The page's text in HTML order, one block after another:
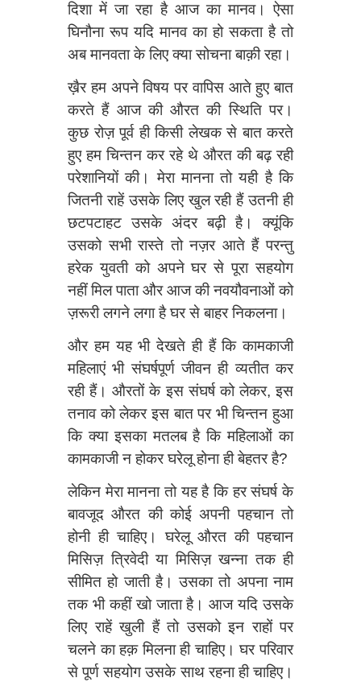
दिशा में जा रहा है आज का मानव। ऐसा
घिनौना रूप यदि मानव का हो सकता है तो
अब मानवता के लिए क्या सोचना बाक़ी रहा।
ख़ैर हम अपने विषय पर वापिस आते हुए बात
करते हैं आज की औरत की स्थिति पर।
कुछ रोज़ पूर्व ही किसी लेखक से बात करते
हुए हम चिन्तन कर रहे थे औरत की बढ़ रही
परेशानियों की। मेरा मानना तो यही है कि
जितनी राहें उसके लिए खुल रही हैं उतनी ही
छटपटाहट उसके अंदर बढ़ी है। क्यूंकि
उसको सभी रास्ते तो नज़र आते हैं परन्तु
हरेक युवती को अपने घर से पूरा सहयोग
नहीं मिल पाता और आज की नवयौवनाओं को
ज़रूरी लगने लगा है घर से बाहर नि‍कलना।
और हम यह भी देखते ही हैं कि कामकाजी
महिलाएं भी संघर्षपूर्ण जीवन ही व्यतीत कर
रही हैं। औरतों के इस संघर्ष को लेकर, इस
तनाव को लेकर इस बात पर भी चिन्तन हुआ
कि क्या इसका मतलब है कि महिलाओं का
कामकाजी न होकर घरेलू होना ही बेहतर है?
लेकिन मेरा मानना तो यह है कि हर संघर्ष के
बावजूद औरत की कोई अपनी पहचान तो
होनी ही चाहिए। घरेलू औरत की पहचान
मिसिज़ त्रिवेदी या मिसिज़ खन्ना तक ही
सीमित हो जाती है। उसका तो अपना नाम
तक भी कहीं खो जाता है। आज यदि उसके
लिए राहें खुली हैं तो उसको इन राहों पर
चलने का हक़ मिलना ही चाहिए। घर परिवार
से पूर्ण सहयोग उसके साथ रहना ही चाहिए।